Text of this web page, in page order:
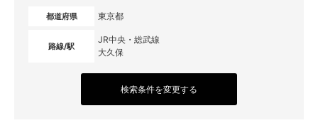
都道府県 東京都
路線/駅
JR中央・総武線
大久保
検索条件を変更する